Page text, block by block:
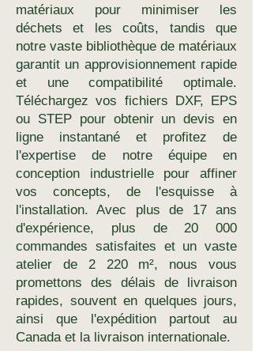
matériaux pour minimiser les
déchets et les coûts, tandis que
notre vaste bibliothèque de matériaux
garantit un approvisionnement rapide
et une compatibilité optimale.
Téléchargez vos fichiers DXF, EPS
ou STEP pour obtenir un devis en
ligne instantané et profitez de
l'expertise de notre équipe en
conception industrielle pour affiner
vos concepts, de l'esquisse à
l'installation. Avec plus de 17 ans
d'expérience, plus de 20 000
commandes satisfaites et un vaste
atelier de 2 220 m², nous vous
promettons des délais de livraison
rapides, souvent en quelques jours,
ainsi que l'expédition partout au
Canada et la livraison internationale.